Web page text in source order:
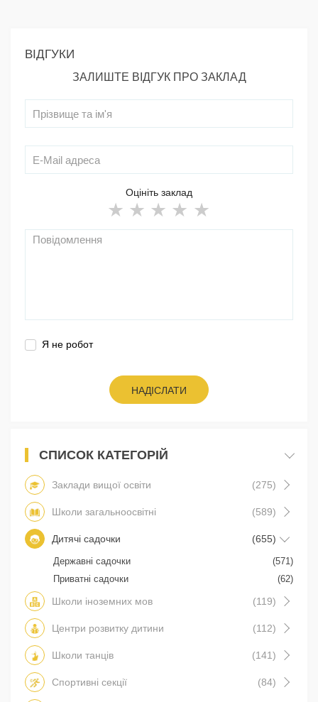
ВІДГУКИ
ЗАЛИШТЕ ВІДГУК ПРО ЗАКЛАД
Оцініть заклад
Я не робот
НАДІСЛАТИ
СПИСОК КАТЕГОРІЙ
Заклади вищої освіти (275)
Школи загальноосвітні (589)
Дитячі садочки (655)
Державні садочки
(571)
Приватні садочки
(62)
Школи іноземних мов (119)
Центри розвитку дитини (112)
Школи танців (141)
Спортивні секції (84)